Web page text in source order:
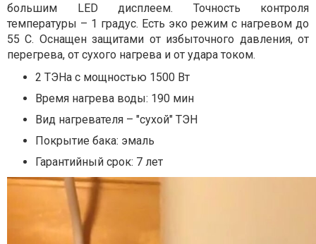
большим LED дисплеем. Точность контроля
температуры – 1 градус. Есть эко режим с нагревом до
55 С. Оснащен защитами от избыточного давления, от
перегрева, от сухого нагрева и от удара током.
2 ТЭНа с мощностью 1500 Вт
Время нагрева воды: 190 мин
Вид нагревателя – "сухой" ТЭН
Покрытие бака: эмаль
Гарантийный срок: 7 лет